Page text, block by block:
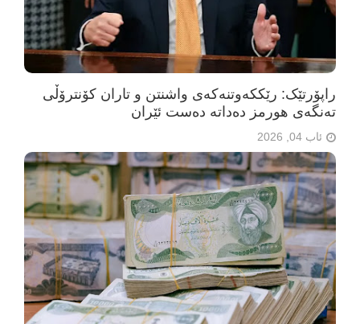
راپۆرتێک: رێککەوتنەکەی واشنتن و تاران کۆنترۆڵی
تەنگەی هورمز دەداتە دەست ئێران
ئاب 04, 2026